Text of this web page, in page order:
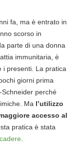
fa, ma è entrato in
scorso in
parte di una donna
immunitaria, è
i presenti. La pratica
giorni prima
perché
Ma l’utilizzo
accesso al
pratica è stata